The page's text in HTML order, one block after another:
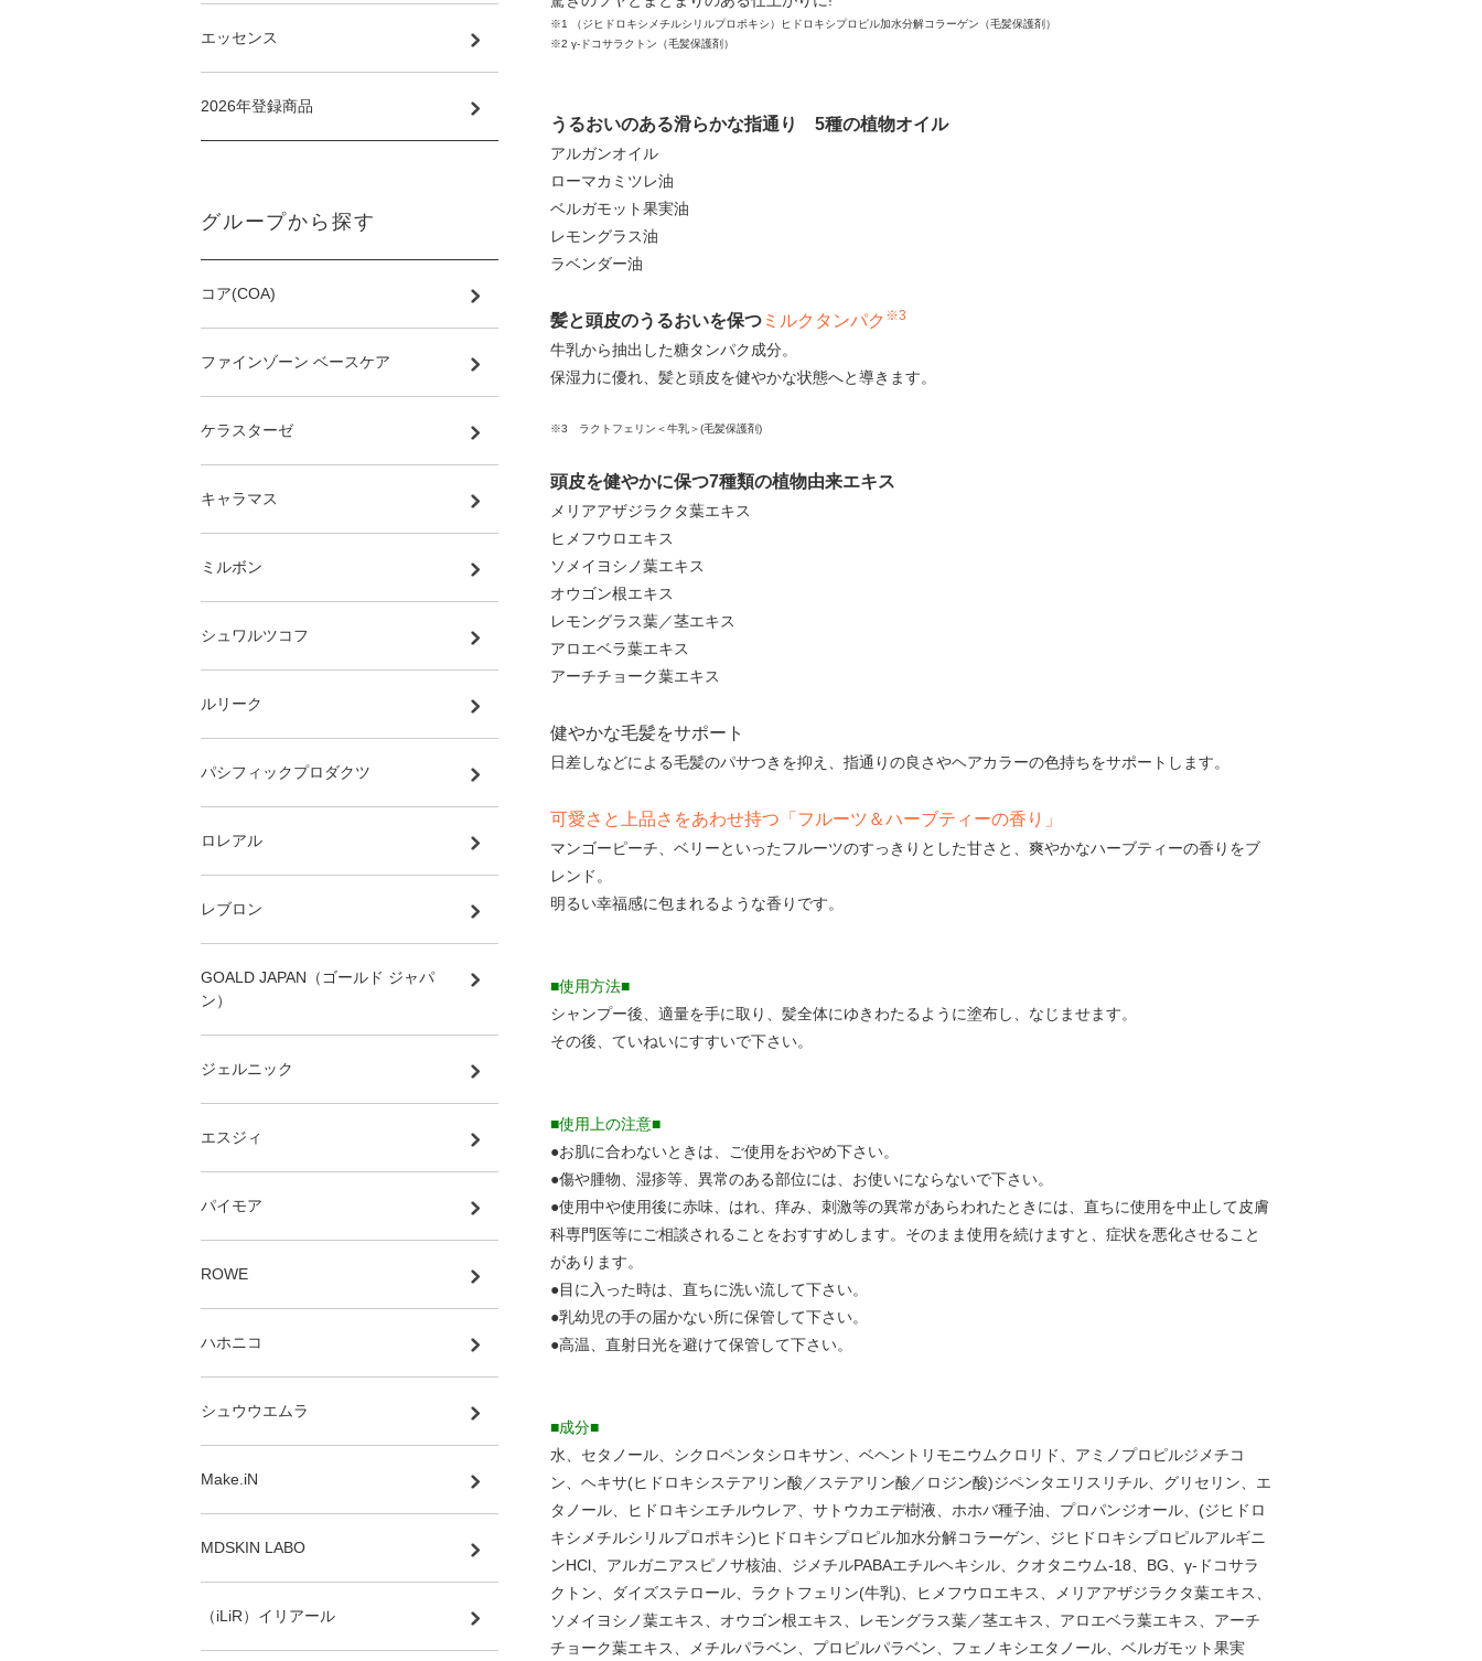
※1 （ジヒドロキシメチルシリルプロポキシ）ヒドロキシプロピル加水分解コラーゲン（毛髪保護剤）
※2 γ-ドコサラクトン（毛髪保護剤）
うるおいのある滑らかな指通り 5種の植物オイル
アルガンオイル
ローマカミツレ油
ベルガモット果実油
レモングラス油
ラベンダー油
髪と頭皮のうるおいを保つミルクタンパク ※3
牛乳から抽出した糖タンパク成分。
保湿力に優れ、髪と頭皮を健やかな状態へと導きます。
※3 ラクトフェリン＜牛乳＞(毛髪保護剤)
頭皮を健やかに保つ7種類の植物由来エキス
メリアアザジラクタ葉エキス
ヒメフウロエキス
ソメイヨシノ葉エキス
オウゴン根エキス
レモングラス葉／茎エキス
アロエベラ葉エキス
アーチチョーク葉エキス
健やかな毛髪をサポート
日差しなどによる毛髪のパサつきを抑え、指通りの良さやヘアカラーの色持ちをサポートします。
可愛さと上品さをあわせ持つ「フルーツ＆ハーブティーの香り」
マンゴーピーチ、ベリーといったフルーツのすっきりとした甘さと、爽やかなハーブティーの香りをブ
レンド。
明るい幸福感に包まれるような香りです。
■使用方法■
シャンプー後、適量を手に取り、髪全体にゆきわたるように塗布し、なじませます。
その後、ていねいにすすいで下さい。
■使用上の注意■
●お肌に合わないときは、ご使用をおやめ下さい。
●傷や腫物、湿疹等、異常のある部位には、お使いにならないで下さい。
●使用中や使用後に赤味、はれ、痒み、刺激等の異常があらわれたときには、直ちに使用を中止して皮膚
科専門医等にご相談されることをおすすめします。そのまま使用を続けますと、症状を悪化させること
があります。
●目に入った時は、直ちに洗い流して下さい。
●乳幼児の手の届かない所に保管して下さい。
●高温、直射日光を避けて保管して下さい。
■成分■
水、セタノール、シクロペンタシロキサン、ベヘントリモニウムクロリド、アミノプロピルジメチコ
ン、ヘキサ(ヒドロキシステアリン酸／ステアリン酸／ロジン酸)ジペンタエリスリチル、グリセリン、エ
タノール、ヒドロキシエチルウレア、サトウカエデ樹液、ホホバ種子油、プロパンジオール、(ジヒドロ
キシメチルシリルプロポキシ)ヒドロキシプロピル加水分解コラーゲン、ジヒドロキシプロピルアルギニ
ンHCl、アルガニアスピノサ核油、ジメチルPABAエチルヘキシル、クオタニウム-18、BG、γ-ドコサラ
クトン、ダイズステロール、ラクトフェリン(牛乳)、ヒメフウロエキス、メリアアザジラクタ葉エキス、
ソメイヨシノ葉エキス、オウゴン根エキス、レモングラス葉／茎エキス、アロエベラ葉エキス、アーチ
チョーク葉エキス、メチルパラベン、プロピルパラベン、フェノキシエタノール、ベルガモット果実
エッセンス
2026年登録商品
グループから探す
コア(COA)
ファインゾーン ベースケア
ケラスターゼ
キャラマス
ミルボン
シュワルツコフ
ルリーク
パシフィックプロダクツ
ロレアル
レブロン
GOALD JAPAN（ゴールド ジャパ
ン）
ジェルニック
エスジィ
パイモア
ROWE
ハホニコ
シュウウエムラ
Make.iN
MDSKIN LABO
（iLiR）イリアール